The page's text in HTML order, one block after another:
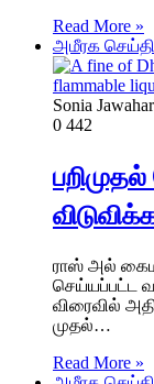
Read More »
அமீரக
Sonia Jawahar
0 442
ராஸ் அல்
செய்யப்பட்ட
விரைவில்
முதல்…
Read More »